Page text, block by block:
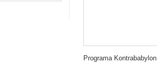
Programa Kontrababylon